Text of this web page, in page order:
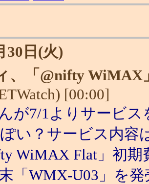
30日(火)
、「@nifty WiMAX
[00:00]
が7/1よりサービス
い？サービス内容
WiMAX Flat」初
「WMX-U03」を